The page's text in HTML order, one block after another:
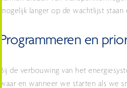
mogelijk langer op de wachtlijst
Programmeren en
Bij de verbouwing van het
waar en wanneer we starten als we